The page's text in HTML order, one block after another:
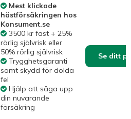
Mest klickade
hästförsäkringen hos
Konsument.se
3500 kr fast + 25%
rörlig självrisk eller
50% rörlig självrisk
Trygghetsgaranti
samt skydd för dolda
fel
Hjälp att säga upp
din nuvarande
försäkring
Se ditt